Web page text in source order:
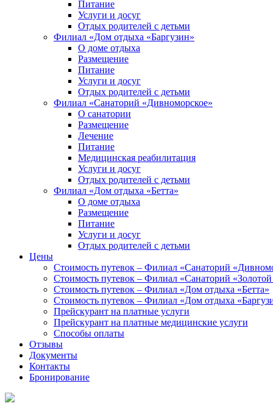
Питание
Услуги и досуг
Отдых родителей с детьми
Филиал «Дом отдыха «Баргузин»
О доме отдыха
Размещение
Питание
Услуги и досуг
Отдых родителей с детьми
Филиал «Санаторий «Дивноморское»
О санатории
Размещение
Лечение
Питание
Медицинская реабилитация
Услуги и досуг
Отдых родителей с детьми
Филиал «Дом отдыха «Бетта»
О доме отдыха
Размещение
Питание
Услуги и досуг
Отдых родителей с детьми
Цены
Стоимость путевок – Филиал «Санаторий
Стоимость путевок – Филиал «Санаторий «Золотой
Стоимость путевок – Филиал «Дом отдыха «Бетта»
Стоимость путевок – Филиал «Дом отдыха
Прейскурант на платные услуги
Прейскурант на платные медицинские услуги
Способы оплаты
Отзывы
Документы
Контакты
Бронирование